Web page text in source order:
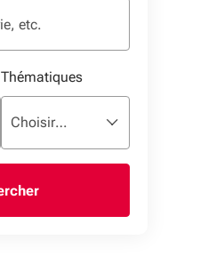
Thématiques
Choisir…